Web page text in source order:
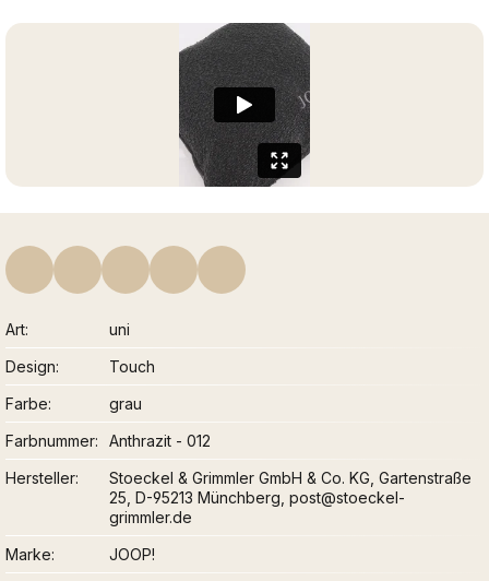
Art
uni
Design
Touch
Farbe
grau
Farbnummer
Anthrazit - 012
Hersteller
Stoeckel & Grimmler GmbH & Co. KG, Gartenstraße
25, D-95213 Münchberg, post@stoeckel-
grimmler.de
Marke
JOOP!